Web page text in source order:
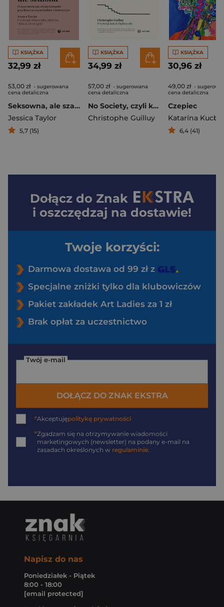
KSIĄŻKA
32,99 zł
53,00 zł - sugerowana
cena detaliczna
Seksowna, ale szalona. O systemowym etykietowaniu psychiatrycznym kobiet i dziewczyn
Jessica Taylor
5,7 (15)
KSIĄŻKA
34,99 zł
57,00 zł - sugerowana
cena detaliczna
No Society, czyli koniec zachodniej klasy średniej
Christophe Guilluy
KSIĄŻKA
30,96 zł
49,00 zł -
cena detaliczna
Czepiec
Katarína
6,4 (41)
Dołącz do Znak
i oszczędzaj na dostawie!
Twoje korzyści:
Darmowa dostawa od 99 zł z
Specjalne zniżki tylko dla klubowiczów
Pakiet zakładek Art Ladies za 1 zł
Brak opłat za uczestnictwo
Twój e-mail
DOŁĄCZ DO ZNAK EKSTRA
*Akceptujępolitykę prywatności
*Zgadzam się na otrzymywanie wiadomości
marketingowych (newsletter) na podany e-mail na
zasadach określonych w regulaminie.
Napisz do nas
Poniedziałek - Piątek
8:00 - 18:00
[email protected]